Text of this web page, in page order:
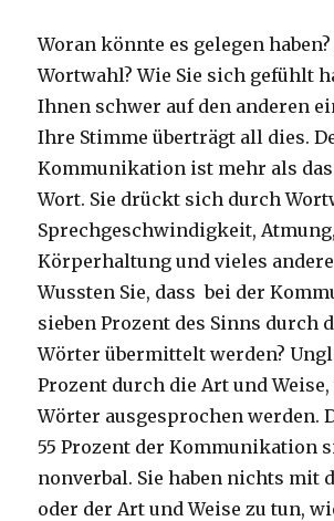
Woran könnte es gelegen
Wortwahl? Wie Sie sich gefühlt
Ihnen schwer auf den anderen
Ihre Stimme überträgt all dies.
Kommunikation ist mehr als
Wort. Sie drückt sich durch
Sprechgeschwindigkeit, Atmung,
Körperhaltung und vieles andere
Wussten Sie, dass bei der
sieben Prozent des Sinns durch
Wörter übermittelt werden?
Prozent durch die Art und
Wörter ausgesprochen werden.
55 Prozent der Kommunikation
nonverbal. Sie haben nichts mit
oder der Art und Weise zu tun,